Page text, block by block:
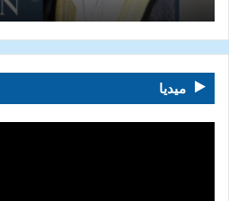
ميديا